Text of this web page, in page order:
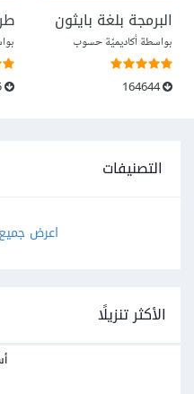
البرمجة بلغة بايثون
بواسطة أكاديميّة حسوب
164644
التصنيفات
اعرض
الأكثر تنزيلًا